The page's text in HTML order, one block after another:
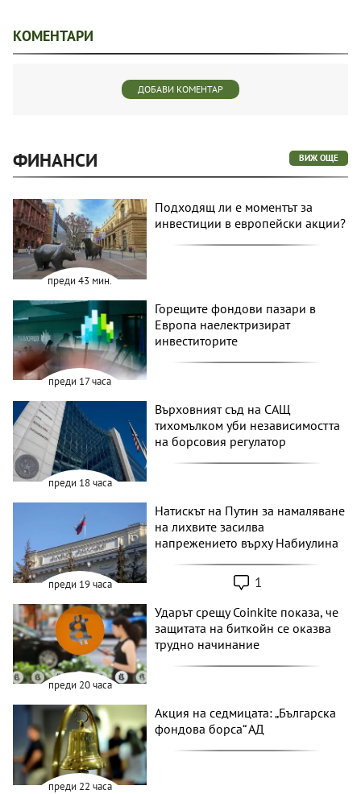
КОМЕНТАРИ
ДОБАВИ КОМЕНТАР
ФИНАНСИ ВИЖ ОЩЕ
преди 43 мин.
Подходящ ли е моментът за
инвестиции в европейски акции?
преди 17 часа
Горещите фондови пазари в
Европа наелектризират
инвеститорите
преди 18 часа
Върховният съд на САЩ
тихомълком уби независимостта
на борсовия регулатор
преди 19 часа
Натискът на Путин за намаляване
на лихвите засилва
напрежението върху Набиулина
1
преди 20 часа
Ударът срещу Coinkite показа, че
защитата на биткойн се оказва
трудно начинание
преди 22 часа
Акция на седмицата: „Българска
фондова борса“ АД